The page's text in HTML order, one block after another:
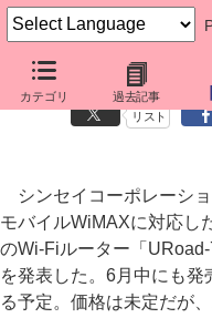
カテゴリ 過去記事
シンセイ、WiMAX対応のWi-
リスト
シンセイコーポレーショ
モバイルWiMAXに対応し
のWi-Fiルーター「URoad-
を発表した。6月中にも発
る予定。価格は未定だが